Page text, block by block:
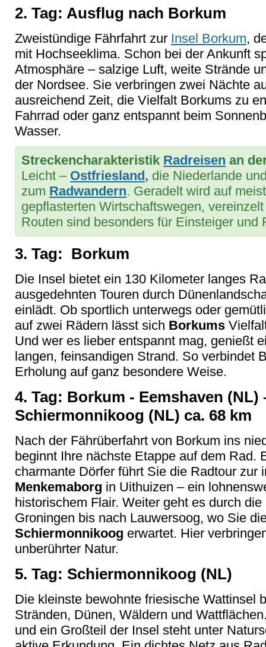
2. Tag: Ausflug nach Borkum
Zweistündige Fährfahrt zur Insel Borkum,
mit Hochseeklima. Schon bei der Ankunft
Atmosphäre – salzige Luft, weite Strände
der Nordsee. Sie verbringen zwei Nächte
ausreichend Zeit, die Vielfalt Borkums zu
Fahrrad oder ganz entspannt beim
Wasser.
Streckencharakteristik Radreisen an
Leicht – Ostfriesland , die Niederlande
zum Radwandern. Geradelt wird auf
gepflasterten Wirtschaftswegen,
Routen sind besonders für Einsteiger und
3. Tag: Borkum
Die Insel bietet ein 130 Kilometer langes
ausgedehnten Touren durch
einlädt. Ob sportlich unterwegs oder
auf zwei Rädern lässt sich Borkums
Und wer es lieber entspannt mag, genießt
langen, feinsandigen Strand. So verbindet
Erholung auf ganz besondere Weise.
4. Tag: Borkum - Eemshaven
Schiermonnikoog (NL) ca. 68 km
Nach der Fährüberfahrt von Borkum ins
beginnt Ihre nächste Etappe auf dem Rad.
charmante Dörfer führt Sie die Radtour zur
Menkemaborg in Uithuizen – ein
historischem Flair. Weiter geht es durch
Groningen bis nach Lauwersoog, wo Sie
Schiermonnikoog erwartet. Hier
unberührter Natur.
5. Tag: Schiermonnikoog (NL)
Die kleinste bewohnte friesische Wattinsel
Stränden, Dünen, Wäldern und
und ein Großteil der Insel steht unter